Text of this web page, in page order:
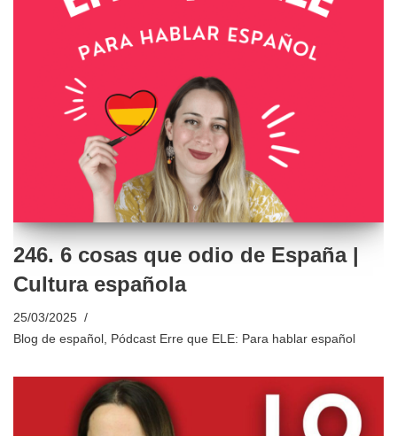
246. 6 cosas que odio de España |
Cultura española
25/03/2025
Blog de español , Pódcast Erre que ELE: Para hablar español